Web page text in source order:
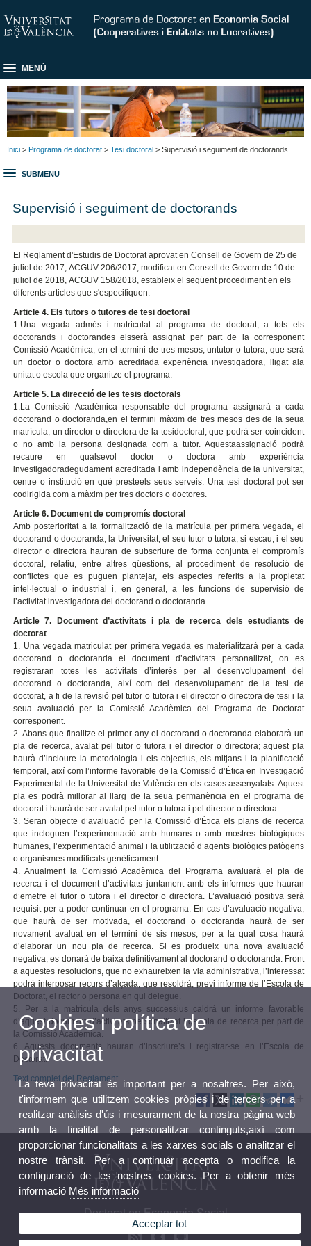
MENÚ
Inici > Programa de doctorat > Tesi doctoral > Supervisió i seguiment de doctorands
SUBMENU
Supervisió i seguiment de doctorands
El Reglament d'Estudis de Doctorat aprovat en Consell de Govern de 25 de
juliol de 2017, ACGUV 206/2017, modificat en Consell de Govern de 10 de
juliol de 2018, ACGUV 158/2018, estableix el següent procediment en els
diferents articles que s'especifiquen:
Article 4. Els tutors o tutores de tesi doctoral
1.Una vegada admès i matriculat al programa de doctorat, a tots els
doctorands i doctorandes elsserà assignat per part de la corresponent
Comissió Acadèmica, en el termini de tres mesos, untutor o tutora, que serà
un doctor o doctora amb acreditada experiència investigadora, lligat ala
unitat o escola que organitze el programa.
Article 5. La direcció de les tesis doctorals
1.La Comissió Acadèmica responsable del programa assignarà a cada
doctorand o doctoranda,en el termini màxim de tres mesos des de la seua
matrícula, un director o directora de la tesidoctoral, que podrà ser coincident
o no amb la persona designada com a tutor. Aquestaassignació podrà
recaure en qualsevol doctor o doctora amb experiència
investigadoradegudament acreditada i amb independència de la universitat,
centre o institució en què presteels seus serveis. Una tesi doctoral pot ser
codirigida com a màxim per tres doctors o doctores.
Article 6. Document de compromís doctoral
Amb posterioritat a la formalització de la matrícula per primera vegada, el
doctorand o doctoranda, la Universitat, el seu tutor o tutora, si escau, i el seu
director o directora hauran de subscriure de forma conjunta el compromís
doctoral, relatiu, entre altres qüestions, al procediment de resolució de
conflictes que es puguen plantejar, els aspectes referits a la propietat
intel·lectual o industrial i, en general, a les funcions de supervisió de
l’activitat investigadora del doctorand o doctoranda.
Article 7. Document d’activitats i pla de recerca dels estudiants de
doctorat
1. Una vegada matriculat per primera vegada es materialitzarà per a cada
doctorand o doctoranda el document d’activitats personalitzat, on es
registraran totes les activitats d’interés per al desenvolupament del
doctorand o doctoranda, així com del desenvolupament de la tesi de
doctorat, a fi de la revisió pel tutor o tutora i el director o directora de tesi i la
seua avaluació per la Comissió Acadèmica del Programa de Doctorat
corresponent.
2. Abans que finalitze el primer any el doctorand o doctoranda elaborarà un
pla de recerca, avalat pel tutor o tutora i el director o directora; aquest pla
haurà d’incloure la metodologia i els objectius, els mitjans i la planificació
temporal, així com l’informe favorable de la Comissió d’Ètica en Investigació
Experimental de la Universitat de València en els casos assenyalats. Aquest
pla es podrà millorar al llarg de la seua permanència en el programa de
doctorat i haurà de ser avalat pel tutor o tutora i pel director o directora.
3. Seran objecte d’avaluació per la Comissió d’Ètica els plans de recerca
que incloguen l’experimentació amb humans o amb mostres biològiques
humanes, l’experimentació animal i la utilització d’agents biològics patògens
o organismes modificats genèticament.
4. Anualment la Comissió Acadèmica del Programa avaluarà el pla de
recerca i el document d’activitats juntament amb els informes que hauran
d’emetre el tutor o tutora i el director o directora. L’avaluació positiva serà
requisit per a poder continuar en el programa. En cas d’avaluació negativa,
que haurà de ser motivada, el doctorand o doctoranda haurà de ser
novament avaluat en el termini de sis mesos, per a la qual cosa haurà
d’elaborar un nou pla de recerca. Si es produeix una nova avaluació
negativa, es donarà de baixa definitivament al doctorand o doctoranda. Front
a aquestes resolucions, que no exhaureixen la via administrativa, l’interessat
podrà interposar recurs d’alçada, que resoldrà, previ informe de l’Escola de
Doctorat, el rector o persona en qui delegue.
5. Per a la matrícula dels anys successius caldrà un informe favorable
d’aquest document d’activitats personalitzat i del pla de recerca per part de
la Comissió Acadèmica.
6. Aquests documents hauran d’inscriure’s i registrar-se en l’Escola de
Doctorat.
Text complet del Reglament
Doctorat en Economia Social
Cookies i política de
privacitat
La teva privacitat és important per a nosaltres. Per això,
t'informem que utilitzem cookies pròpies i de tercers per a
realitzar anàlisis d'ús i mesurament de la nostra pàgina web
amb la finalitat de personalitzar continguts,així com
proporcionar funcionalitats a les xarxes socials o analitzar el
nostre trànsit. Per a continuar accepta o modifica la
configuració de les nostres cookies. Per a obtenir més
informació Més informació
Acceptar tot